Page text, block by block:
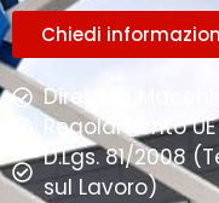
Chiedi
Direttiva
Regolamento UE
D.Lgs. 81/2008
sul Lavoro)